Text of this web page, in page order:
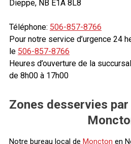
Dieppe, NB E1A 8L8
Téléphone: 506-857-8766
Pour notre service d’urgence 24
le 506-857-8766
Heures d’ouverture de la
de 8h00 à 17h00
Zones desservies
Notre bureau local de Moncton en